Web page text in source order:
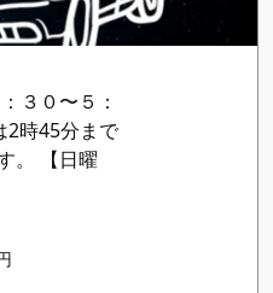
３０〜５：
2時45分まで
。 【日曜